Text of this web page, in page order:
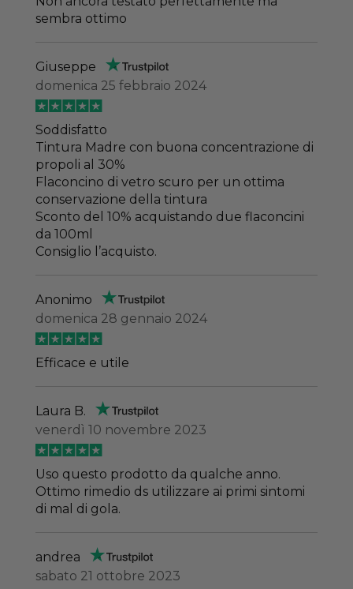
sembra ottimo
Giuseppe
domenica 25 febbraio 2024
Soddisfatto
Tintura Madre con buona concentrazione di
propoli al 30%
Flaconcino di vetro scuro per un ottima
conservazione della tintura
Sconto del 10% acquistando due flaconcini
da 100ml
Consiglio l’acquisto.
Anonimo
domenica 28 gennaio 2024
Efficace e utile
Laura B.
venerdì 10 novembre 2023
Uso questo prodotto da qualche anno.
Ottimo rimedio ds utilizzare ai primi sintomi
di mal di gola.
andrea
sabato 21 ottobre 2023